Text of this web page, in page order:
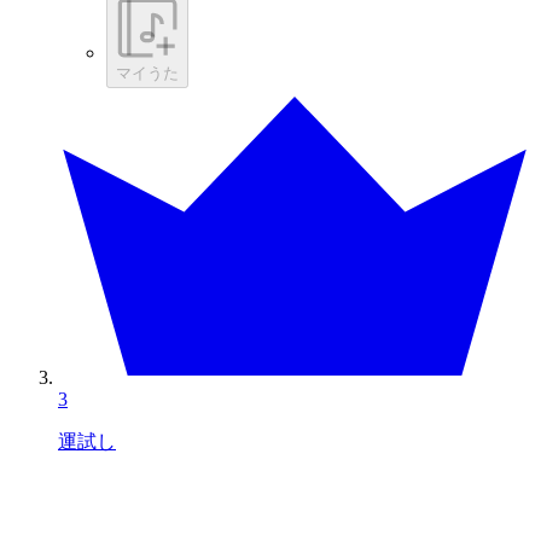
マイうた
3
運試し